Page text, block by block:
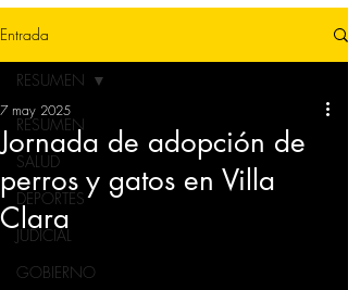
Entrada
RESUMEN
SALUD
DEPORTES
JUDICIAL
GOBIERNO
RESUMEN
Jornada de adopción de
perros y gatos en Villa
Clara
7 may 2025